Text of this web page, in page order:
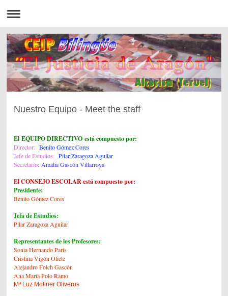
Nuestro Equipo - Meet the staff
El EQUIPO DIRECTIVO está compuesto por:
Director: Benito Gómez Cores
Jefe de Estudios: Pilar Zaragoza Aguilar
Secretario: Amalia Gascón Villarroya
El CONSEJO ESCOLAR está compuesto por:
Presidente:
Benito Gómez Cores
Jefa de Estudios:
Pilar Zaragoza Aguilar
Representantes de los Profesores:
Sonia Hernando París
Cristina Vigón Oliete
Alejandro Folch Gascón
Ana María Polo Ramo
Mª Luz Moliner Oliveros